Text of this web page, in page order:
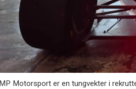
MP Motorsport er en tungvekter i